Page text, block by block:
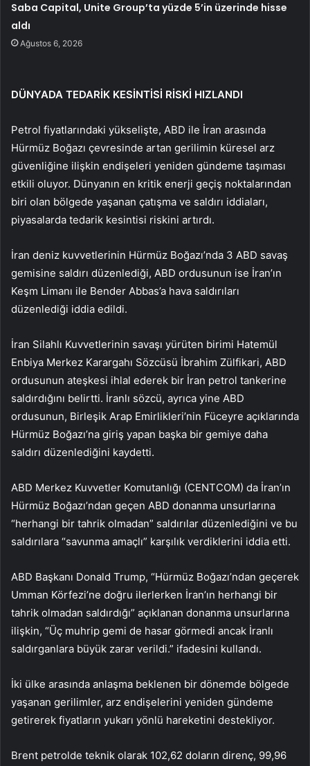
Saba Capital, Unite Group’ta yüzde 5’in üzerinde hisse
aldı
Ağustos 6, 2026
DÜNYADA TEDARİK KESİNTİSİ RİSKİ HIZLANDI
Petrol fiyatlarındaki yükselişte, ABD ile İran arasında
Hürmüz Boğazı çevresinde artan gerilimin küresel arz
güvenliğine ilişkin endişeleri yeniden gündeme taşıması
etkili oluyor. Dünyanın en kritik enerji geçiş noktalarından
biri olan bölgede yaşanan çatışma ve saldırı iddiaları,
piyasalarda tedarik kesintisi riskini artırdı.
İran deniz kuvvetlerinin Hürmüz Boğazı’nda 3 ABD savaş
gemisine saldırı düzenlediği, ABD ordusunun ise İran’ın
Keşm Limanı ile Bender Abbas’a hava saldırıları
düzenlediği iddia edildi.
İran Silahlı Kuvvetlerinin savaşı yürüten birimi Hatemül
Enbiya Merkez Karargahı Sözcüsü İbrahim Zülfikari, ABD
ordusunun ateşkesi ihlal ederek bir İran petrol tankerine
saldırdığını belirtti. İranlı sözcü, ayrıca yine ABD
ordusunun, Birleşik Arap Emirlikleri’nin Füceyre açıklarında
Hürmüz Boğazı’na giriş yapan başka bir gemiye daha
saldırı düzenlediğini kaydetti.
ABD Merkez Kuvvetler Komutanlığı (CENTCOM) da İran’ın
Hürmüz Boğazı’ndan geçen ABD donanma unsurlarına
“herhangi bir tahrik olmadan” saldırılar düzenlediğini ve bu
saldırılara “savunma amaçlı” karşılık verdiklerini iddia etti.
ABD Başkanı Donald Trump, “Hürmüz Boğazı’ndan geçerek
Umman Körfezi’ne doğru ilerlerken İran’ın herhangi bir
tahrik olmadan saldırdığı” açıklanan donanma unsurlarına
ilişkin, “Üç muhrip gemi de hasar görmedi ancak İranlı
saldırganlara büyük zarar verildi.” ifadesini kullandı.
İki ülke arasında anlaşma beklenen bir dönemde bölgede
yaşanan gerilimler, arz endişelerini yeniden gündeme
getirerek fiyatların yukarı yönlü hareketini destekliyor.
Brent petrolde teknik olarak 102,62 doların direnç, 99,96